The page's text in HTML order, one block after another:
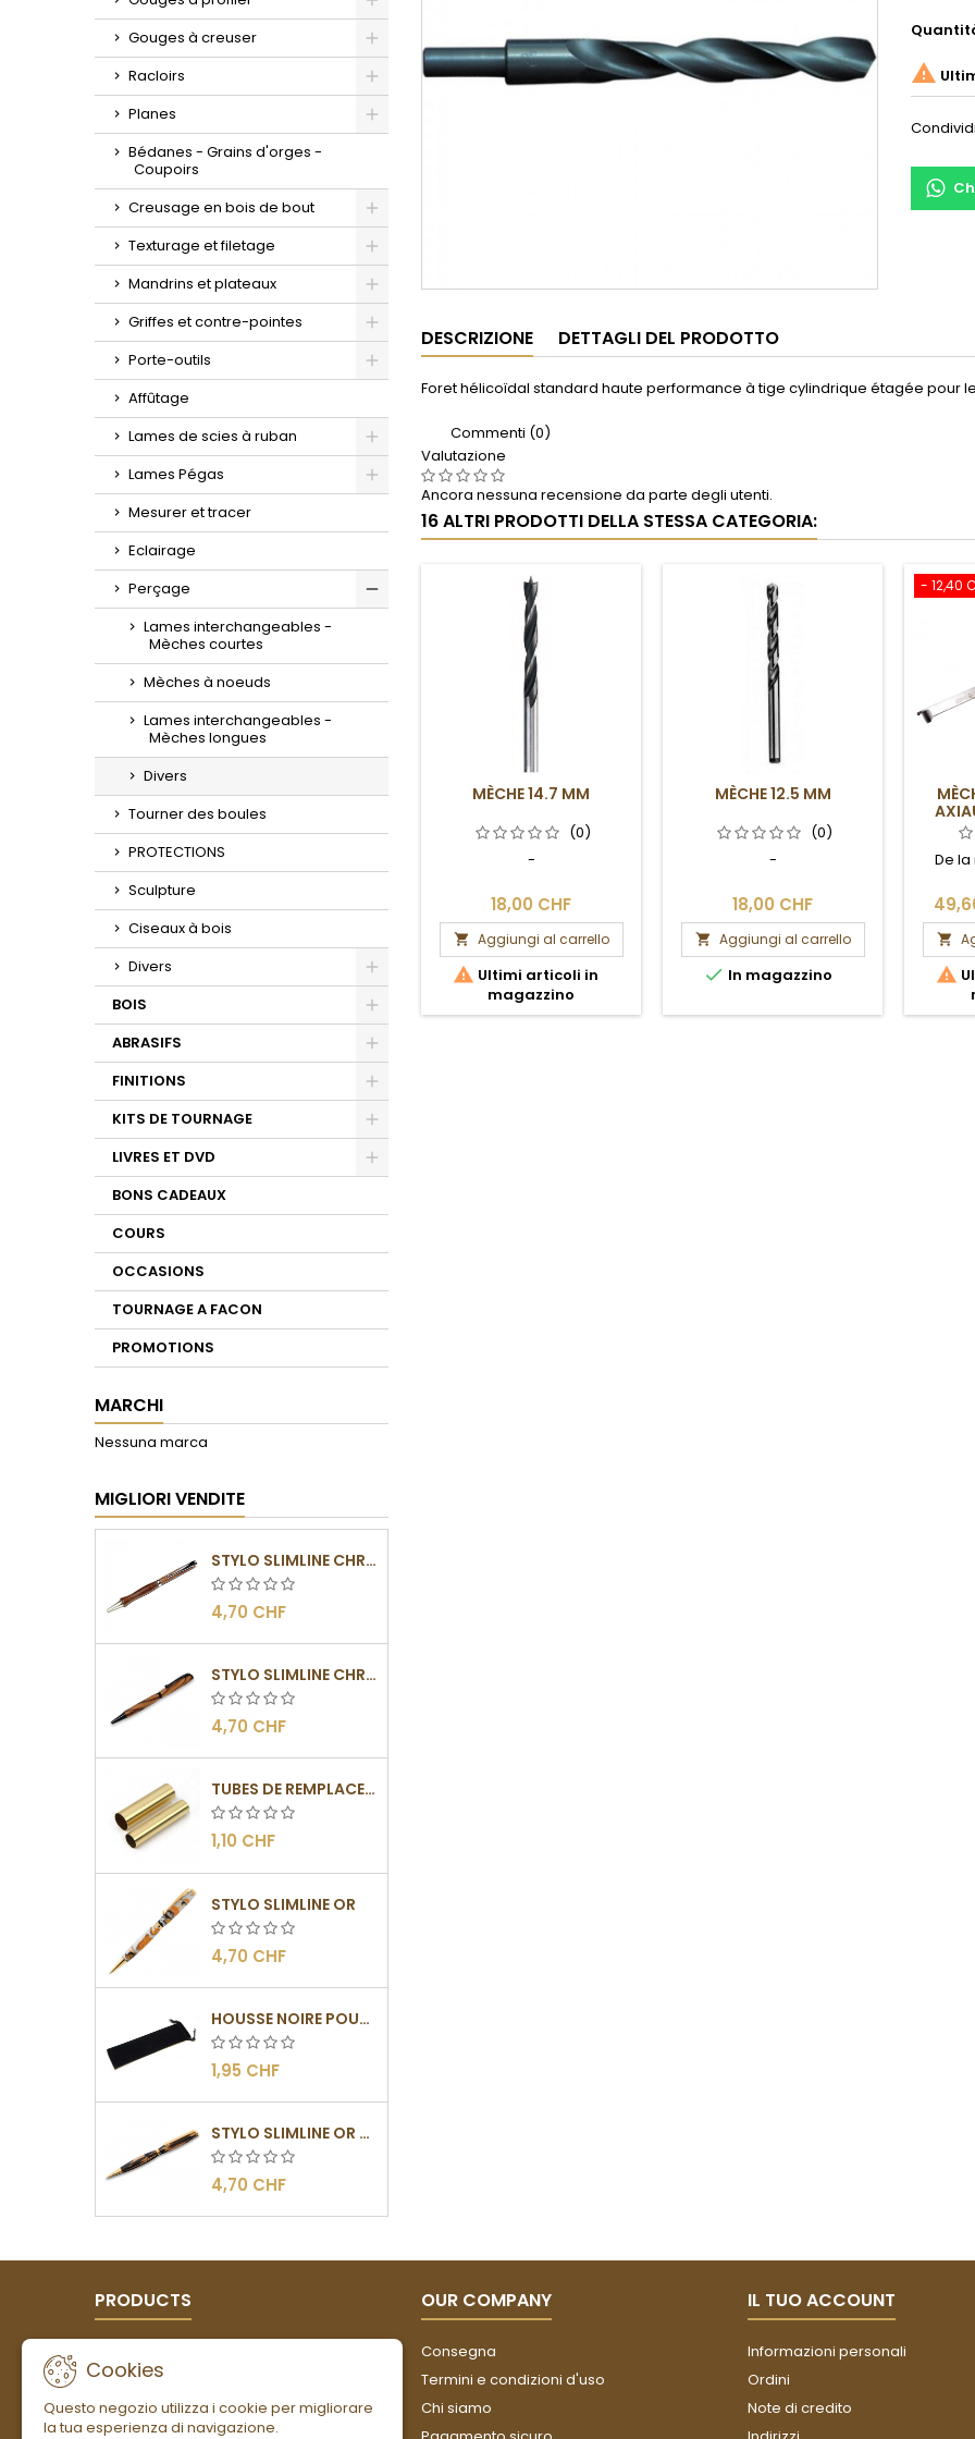
Gouges à creuser
Toggle
Racloirs
Planes
Bédanes - Grains d'orges -
Coupoirs
Creusage en bois de bout
Texturage et filetage
Mandrins et plateaux
Griffes et contre-pointes
Toggle
Porte-outils
Toggle
Affûtage
Lames de scies à ruban
Toggle
Lames Pégas
Toggle
Mesurer et tracer
Eclairage
Perçage
Lames interchangeables -
Mèches courtes
Mèches à noeuds
Lames interchangeables -
Mèches longues
Divers
Tourner des boules
PROTECTIONS
Sculpture
Ciseaux à bois
Divers
BOIS
ABRASIFS
FINITIONS
KITS DE TOURNAGE
LIVRES ET DVD
BONS CADEAUX
COURS
OCCASIONS
TOURNAGE A FACON
PROMOTIONS
MARCHI
Nessuna marca
MIGLIORI VENDITE
STYLO SLIMLINE CHROMÉ
4,70 CHF
STYLO SLIMLINE CHROMÉ NOIR
4,70 CHF
TUBES DE REMPLACEMENT POUR MÉCANISMES SLIMLINE
1,10 CHF
STYLO SLIMLINE OR
4,70 CHF
HOUSSE NOIRE POUR STYLOS
1,95 CHF
STYLO SLIMLINE OR - BARRETTE PLATE
4,70 CHF

Condividi
DESCRIZIONE DETTAGLI DEL PRODOTTO
Foret hélicoïdal standard haute performance à tige cylindrique étagée pour
Commenti (0)
Valutazione
Ancora nessuna recensione da parte degli utenti.
16 ALTRI PRODOTTI DELLA STESSA CATEGORIA:
MÈCHE 14.7 MM
(0)
-
18,00 CHF
 Aggiungi al carrello
 Ultimi articoli in
magazzino
MÈCHE 12.5 MM
(0)
-
18,00 CHF
 Aggiungi al carrello
 In magazzino
- 12,40
De


PRODUCTS
Nuovi prodotti
Più venduti
OUR COMPANY
Consegna
Termini e condizioni d'uso
Chi siamo
IL TUO ACCOUNT
Informazioni personali
Ordini
Note di credito
Cookies
Questo negozio utilizza i cookie per migliorare
la tua esperienza di navigazione.